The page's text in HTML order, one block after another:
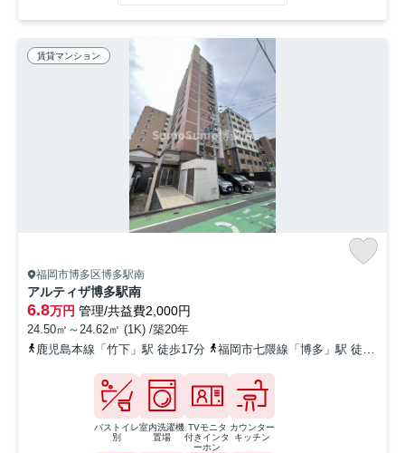
賃貸マンション
福岡市博多区博多駅南
アルティザ博多駅南
6.8万円 管理/共益費2,000円
24.50㎡～24.62㎡ (1K) /築20年
鹿児島本線「竹下」駅 徒歩17分
福岡市七隈線「博多」駅 徒歩21分
バストイレ
別
室内洗濯機
置場
TVモニタ
付きインタ
ーホン
カウンター
キッチン